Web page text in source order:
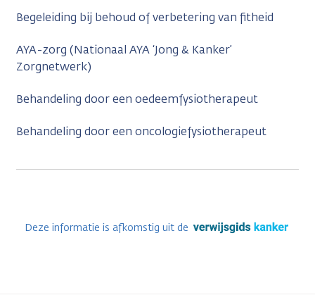
Begeleiding bij behoud of verbetering van fitheid
AYA-zorg (Nationaal AYA ‘Jong & Kanker’
Zorgnetwerk)
Behandeling door een oedeemfysiotherapeut
Behandeling door een oncologiefysiotherapeut
Deze informatie is afkomstig uit de